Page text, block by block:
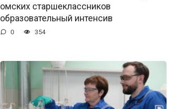
омских старшеклассников
образовательный интенсив
0 354